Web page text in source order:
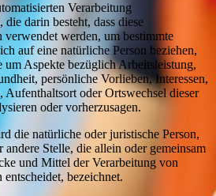
Verarbeitung
die darin besteht, dass diese
verwendet werden, um bestimmte
auf eine natürliche Person beziehen,
um Aspekte bezüglich Arbeitsleistung,
persönliche Vorlieben, Interessen,
Aufenthaltsort oder Ortswechsel dieser
oder vorherzusagen.
die natürliche oder juristische Person,
Stelle, die allein oder gemeinsam
und Mittel der Verarbeitung von
entscheidet, bezeichnet.